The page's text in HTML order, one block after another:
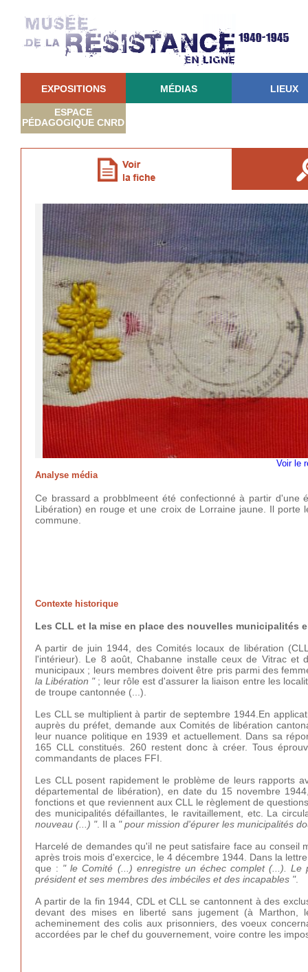
EXPOSITIONS MÉDIAS LIEUX
ESPACE
PÉDAGOGIQUE CNRD
Voir le
Analyse média
Ce brassard a probblmeent été confectionné à partir
Libération) en rouge et une croix de Lorraine jaune. Il
commune.
Contexte historique
Les CLL et la mise en place des nouvelles municipalités
A partir de juin 1944, des Comités locaux de libération
l'intérieur). Le 8 août, Chabanne installe ceux de Vitrac
municipaux ; leurs membres doivent être pris parmi des
la Libération "; leur rôle est d'assurer la liaison entre les
de troupe cantonnée (...).
Les CLL se multiplient à partir de septembre 1944.En
auprès du préfet, demande aux Comités de libération
leur nuance politique en 1939 et actuellement. Dans sa
165 CLL constitués. 260 restent donc à créer. Tous
commandants de places FFI.
Les CLL posent rapidement le problème de leurs rapports
départemental de libération), en date du 15 novembre
fonctions et que reviennent aux CLL le règlement de
des municipalités défaillantes, le ravitaillement, etc. La
nouveau (...) ". Il a " pour mission d'épurer les municipalités
Harcelé de demandes qu'il ne peut satisfaire face au conseil
après trois mois d'exercice, le 4 décembre 1944. Dans la
que : " le Comité (...) enregistre un échec complet (...).
président et ses membres des imbéciles et des incapables ".
A partir de la fin 1944, CDL et CLL se cantonnent à des
devant des mises en liberté sans jugement (à
acheminement des colis aux prisonniers, des voeux
accordées par le chef du gouvernement, voire contre les